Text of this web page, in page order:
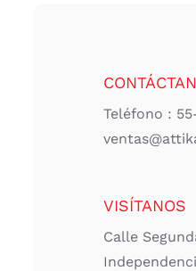
Teléfono :
VISÍTANOS
Calle